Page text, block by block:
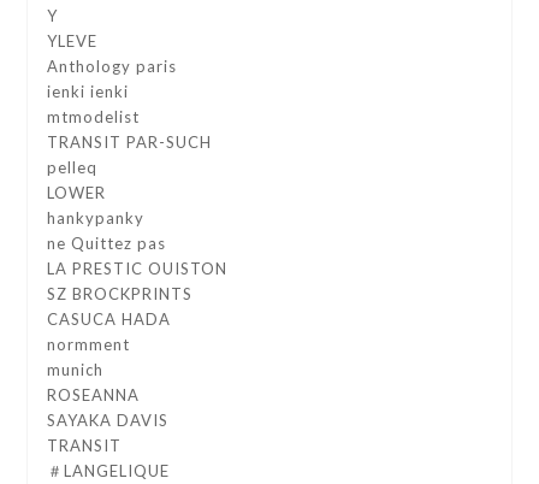
Y
YLEVE
Anthology paris
ienki ienki
mtmodelist
TRANSIT PAR-SUCH
pelleq
LOWER
hankypanky
ne Quittez pas
LA PRESTIC OUISTON
SZ BROCKPRINTS
CASUCA HADA
normment
munich
ROSEANNA
SAYAKA DAVIS
TRANSIT
＃LANGELIQUE